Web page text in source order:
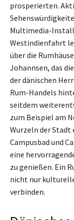
prosperierten.
Multimedia-
Westindienfahrt
über die
Johannsen, das
der dänischen
Rum-Handels
seitdem
zum Beispiel am
Wurzeln der Stadt
Campusbad und
eine
zu genießen. Ein
nicht nur
verbinden.